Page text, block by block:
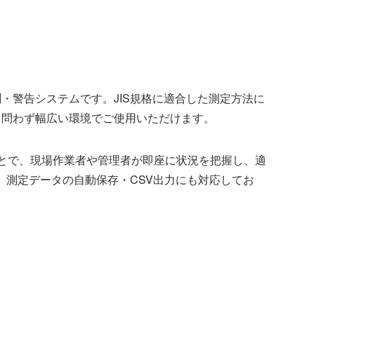
警告システムです。JIS規格に適合した測定方法に
わず幅広い環境でご使用いただけます。
、現場作業者や管理者が即座に状況を把握し、適
定データの自動保存・CSV出力にも対応してお